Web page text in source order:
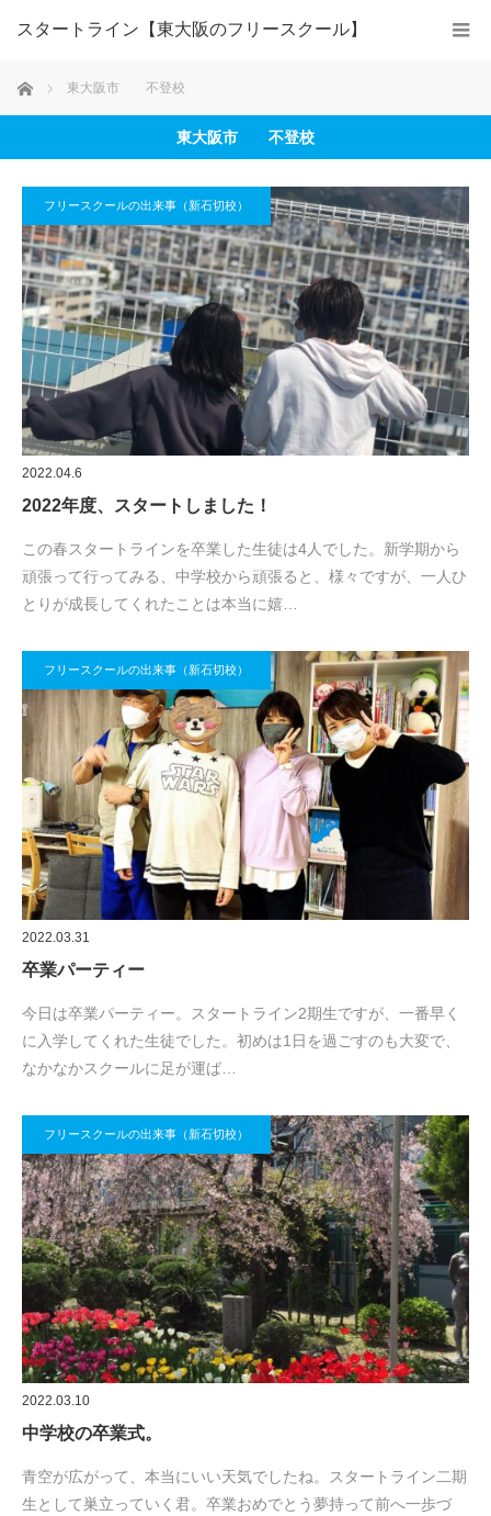
スタートライン【東大阪のフリースクール】
ホーム 東大阪市 不登校
東大阪市 不登校
フリースクールの出来事（新石切校）
2022.04.6
2022年度、スタートしました！
この春スタートラインを卒業した生徒は4人でした。新学期から
頑張って行ってみる、中学校から頑張ると、様々ですが、一人ひ
とりが成長してくれたことは本当に嬉…
フリースクールの出来事（新石切校）
2022.03.31
卒業パーティー
今日は卒業パーティー。スタートライン2期生ですが、一番早く
に入学してくれた生徒でした。初めは1日を過ごすのも大変で、
なかなかスクールに足が運ば…
フリースクールの出来事（新石切校）
2022.03.10
中学校の卒業式。
青空が広がって、本当にいい天気でしたね。スタートライン二期
生として巣立っていく君。卒業おめでとう夢持って前へ一歩づ